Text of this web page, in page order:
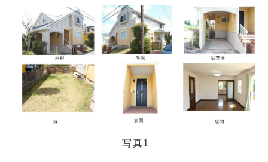
写真1